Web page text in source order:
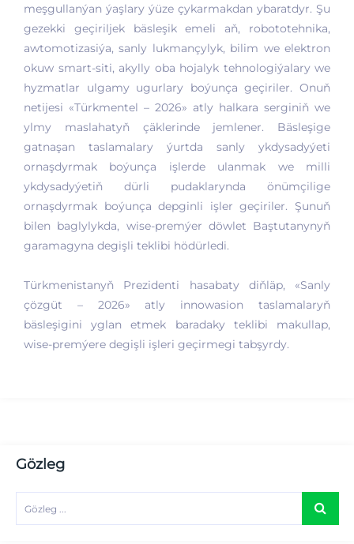
meşgullanýan ýaşlary ýüze çykarmakdan ybaratdyr. Şu
gezekki geçiriljek bäsleşik emeli aň, robototehnika,
awtomotizasiýa, sanly lukmançylyk, bilim we elektron
okuw smart-siti, akylly oba hojalyk tehnologiýalary we
hyzmatlar ulgamy ugurlary boýunça geçiriler. Onuň
netijesi «Türkmentel – 2026» atly halkara serginiň we
ylmy maslahatyň çäklerinde jemlener. Bäsleşige
gatnaşan taslamalary ýurtda sanly ykdysadyýeti
ornaşdyrmak boýunça işlerde ulanmak we milli
ykdysadyýetiň dürli pudaklarynda önümçilige
ornaşdyrmak boýunça depginli işler geçiriler. Şunuň
bilen baglylykda, wise-premýer döwlet Baştutanynyň
garamagyna degişli teklibi hödürledi.
Türkmenistanyň Prezidenti hasabaty diňläp, «Sanly
çözgüt – 2026» atly innowasion taslamalaryň
bäsleşigini yglan etmek baradaky teklibi makullap,
wise-premýere degişli işleri geçirmegi tabşyrdy.
Gözleg